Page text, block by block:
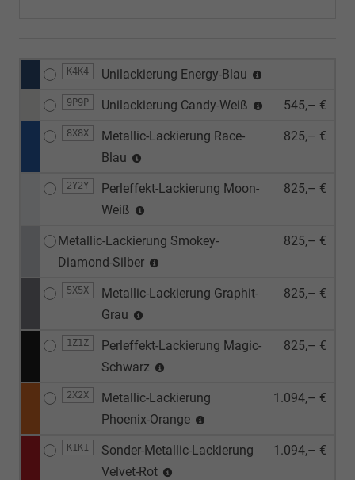
K4K4 Unilackierung Energy-Blau
9P9P Unilackierung Candy-Weiß 545,– €
8X8X
Metallic-Lackierung Race-
Blau
825,– €
2Y2Y
Perleffekt-Lackierung Moon-
Weiß
825,– €
Metallic-Lackierung Smokey-
Diamond-Silber
825,– €
5X5X
Metallic-Lackierung Graphit-
Grau
825,– €
1Z1Z
Perleffekt-Lackierung Magic-
Schwarz
825,– €
2X2X
Metallic-Lackierung
Phoenix-Orange
1.094,– €
K1K1
Sonder-Metallic-Lackierung
Velvet-Rot
1.094,– €